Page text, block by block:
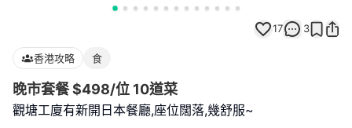
17 3
香港攻略 食
晚市套餐 $498/位 10道菜
觀塘工廈有新開日本餐廳,座位闊落,幾舒服~